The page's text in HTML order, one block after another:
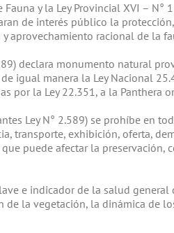
y la Ley Provincial XVI – N°
de interés público la protección,
aprovechamiento racional de la
declara monumento natural
igual manera la Ley Nacional
por la Ley 22.351, a la Panthera
Ley N° 2.589) se prohíbe en
transporte, exhibición, oferta,
puede afectar la preservación,
e indicador de la salud general
la vegetación, la dinámica de